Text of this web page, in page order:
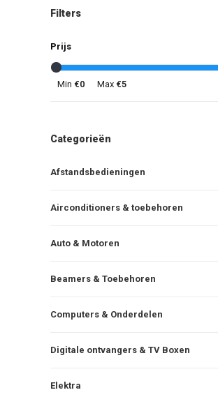
Filters
Prijs
Min €0 Max €5
Categorieën
Afstandsbedieningen
Airconditioners & toebehoren
Auto & Motoren
Beamers & Toebehoren
Computers & Onderdelen
Digitale ontvangers & TV Boxen
Elektra